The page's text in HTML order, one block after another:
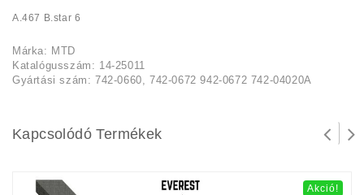
A.467 B.star 6
Márka: MTD
Katalógusszám: 14-25011
Gyártási szám: 742-0660, 742-0672 942-0672 742-04020A
Kapcsolódó Termékek
Akció!